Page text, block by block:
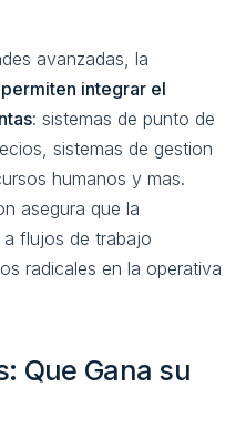
avanzadas, la
integrar el
: sistemas de punto de
sistemas de gestion
humanos y mas.
asegura que la
flujos de trabajo
radicales en la operativa
Que Gana su